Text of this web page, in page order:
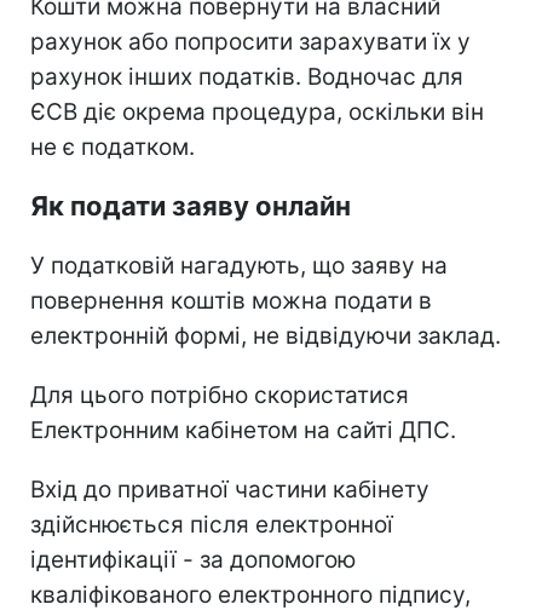
Кошти можна повернути на власний
рахунок або попросити зарахувати їх у
рахунок інших податків. Водночас для
ЄСВ діє окрема процедура, оскільки він
не є податком.
Як подати заяву онлайн
У податковій нагадують, що заяву на
повернення коштів можна подати в
електронній формі, не відвідуючи заклад.
Для цього потрібно скористатися
Електронним кабінетом на сайті ДПС.
Вхід до приватної частини кабінету
здійснюється після електронної
ідентифікації - за допомогою
кваліфікованого електронного підпису,